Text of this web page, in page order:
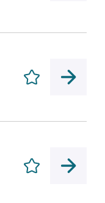
Enregistrer
Enregistrer